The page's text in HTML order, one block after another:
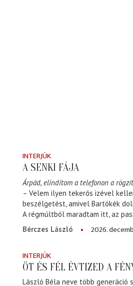
INTERJÚK
A SENKI FÁJA
Árpád, elindítom a telefonon a
– Velem ilyen tekerős izével
beszélgetést, amivel Bartókék
A régmúltból maradtam itt, az
Bérczes László
2026.
INTERJÚK
ÖT ÉS FÉL ÉVTIZED A
László Béla neve több generáció